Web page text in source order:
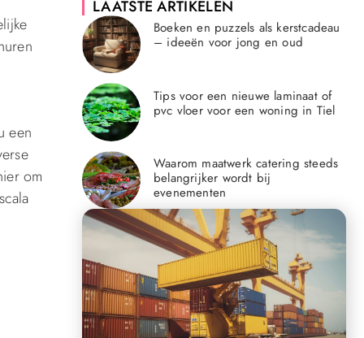
een
om
LAATSTE ARTIKELEN
Boeken en puzzels als kerstcadeau
– ideeën voor jong en oud
Tips voor een nieuwe laminaat of
pvc vloer voor een woning in Tiel
Waarom maatwerk catering steeds
belangrijker wordt bij
evenementen